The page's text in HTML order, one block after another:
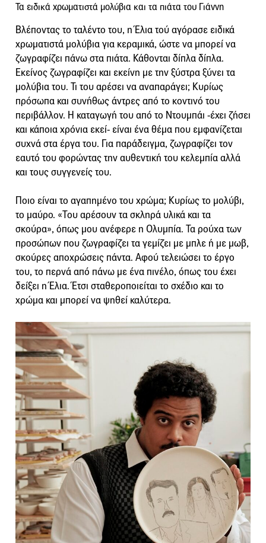
Τα ειδικά χρωματιστά μολύβια και τα πιάτα του Γιάννη
Βλέποντας το ταλέντο του, η Έλια τού αγόρασε ειδικά
χρωματιστά μολύβια για κεραμικά, ώστε να μπορεί να
ζωγραφίζει πάνω στα πιάτα. Κάθονται δίπλα δίπλα.
Εκείνος ζωγραφίζει και εκείνη με την ξύστρα ξύνει τα
μολύβια του. Τι του αρέσει να αναπαράγει; Κυρίως
πρόσωπα και συνήθως άντρες από το κοντινό του
περιβάλλον. Η καταγωγή του από το Ντουμπάι -έχει ζήσει
και κάποια χρόνια εκεί- είναι ένα θέμα που εμφανίζεται
συχνά στα έργα του. Για παράδειγμα, ζωγραφίζει τον
εαυτό του φορώντας την αυθεντική του κελεμπία αλλά
και τους συγγενείς του.
Ποιο είναι το αγαπημένο του χρώμα; Κυρίως το μολύβι,
το μαύρο. «Του αρέσουν τα σκληρά υλικά και τα
σκούρα», όπως μου ανέφερε η Ολυμπία. Τα ρούχα των
προσώπων που ζωγραφίζει τα γεμίζει με μπλε ή με μωβ,
σκούρες αποχρώσεις πάντα. Αφού τελειώσει το έργο
του, το περνά από πάνω με ένα πινέλο, όπως του έχει
δείξει η Έλια. Έτσι σταθεροποιείται το σχέδιο και το
χρώμα και μπορεί να ψηθεί καλύτερα.